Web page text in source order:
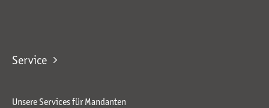
Service
Unsere Services für Mandanten